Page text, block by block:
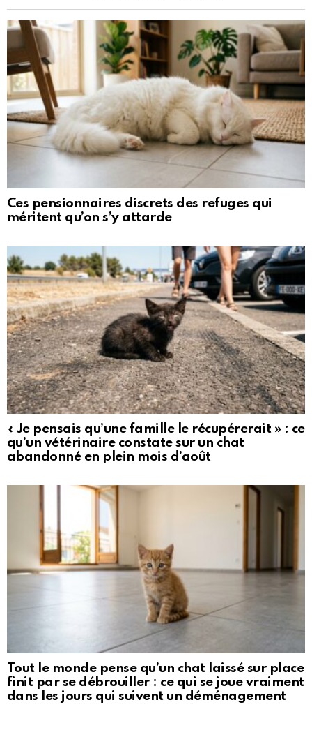
Ces pensionnaires discrets des refuges qui
méritent qu’on s’y attarde
« Je pensais qu’une famille le récupérerait » : ce
qu’un vétérinaire constate sur un chat
abandonné en plein mois d’août
Tout le monde pense qu’un chat laissé sur place
finit par se débrouiller : ce qui se joue vraiment
dans les jours qui suivent un déménagement